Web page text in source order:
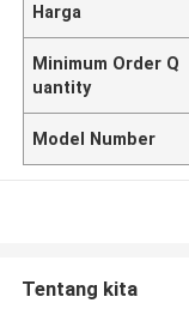
Harga
Minimum Order Q
uantity
Model Number
Tentang kita